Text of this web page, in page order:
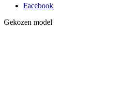
Facebook
Gekozen model